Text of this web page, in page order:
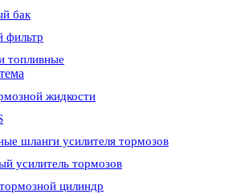
бак
фильтр
топливные
жидкости
шланги усилителя тормозов
усилитель тормозов
цилиндр